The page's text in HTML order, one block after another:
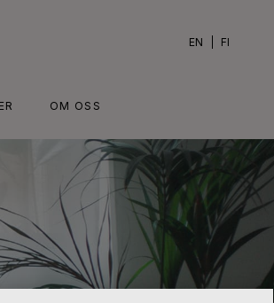
EN FI
OM OSS